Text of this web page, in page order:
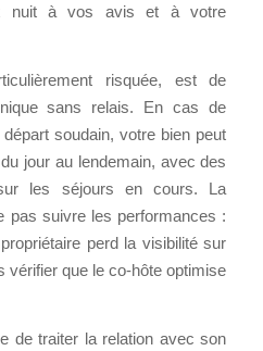
nuit à vos avis et à votre
risquée, est de
sans relais. En cas de
soudain, votre bien peut
jour au lendemain, avec des
les séjours en cours. La
pas suivre les performances :
perd la visibilité sur
vérifier que le co-hôte optimise
de traiter la relation avec son